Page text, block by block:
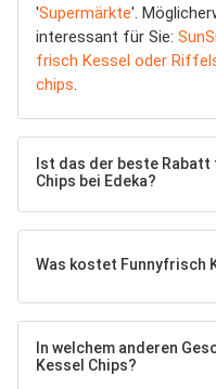
'Supermärkte'.
interessant für Sie:
frisch Kessel oder
chips.
Ist das der beste
Chips bei Edeka?
Was kostet Funnyfrisch
In welchem anderen
Kessel Chips?